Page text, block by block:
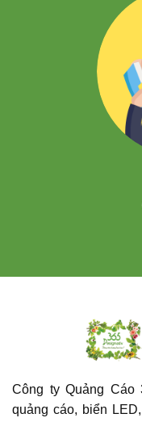
Công ty Quảng Cáo
quảng cáo, biển